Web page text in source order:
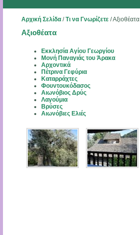
Αρχική Σελίδα/Τι να Γνωρίζετε/Αξιοθέατα
Αξιοθέατα
Εκκλησία Αγίου Γεωργίου
Μονή Παναγιάς του Άρακα
Αρχοντικά
Πέτρινα Γεφύρια
Καταρράχτες
Φουντουκόδασος
Αιωνόβιος Δρύς
Λαγούμια
Βρύσες
Αιωνόβιες Ελιές